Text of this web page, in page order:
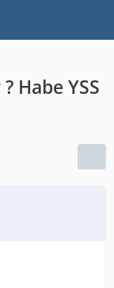
Habe YSS